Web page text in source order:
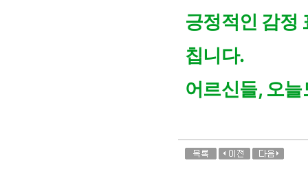
긍정적인 감정
칩니다.
어르신들, 오